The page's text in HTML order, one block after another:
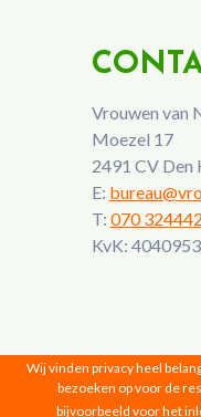
Vrouwen van
Moezel 17
2491 CV Den
E:
T: 070
KvK:
Vrouwen van
Wij vinden privacy heel
bezoeken op voor de
bijvoorbeeld voor het